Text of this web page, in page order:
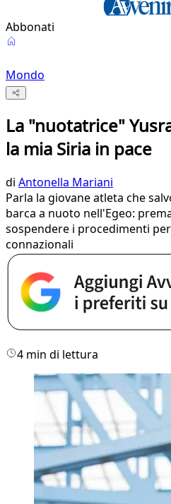
Abbonati
Mondo
La "nuotatrice"
la mia Siria in pace
di Antonella Mariani
Parla la giovane atleta che
barca a nuoto nell'Egeo:
sospendere i procedimenti
connazionali
4 min di lettura